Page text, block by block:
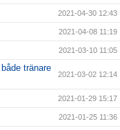
2021-04-30 12:43
2021-04-08 11:19
2021-03-10 11:05
tränare
2021-03-02 12:14
2021-01-29 15:17
2021-01-25 11:36